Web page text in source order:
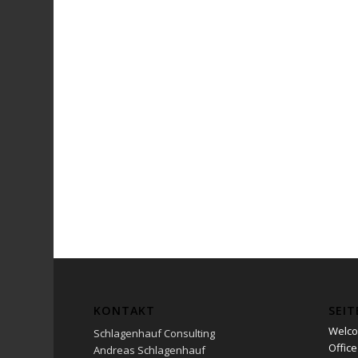
KONTAKT
Schlagenhauf Consulting
Andreas Schlagenhauf